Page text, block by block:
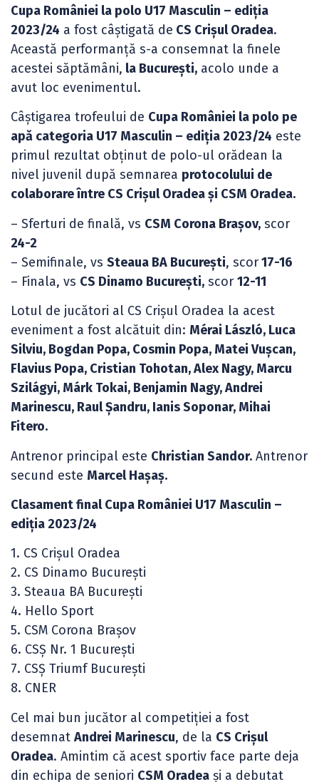
Cupa României la polo U17 Masculin – ediția
2023/24 a fost câștigată de CS Crișul Oradea.
Această performanță s-a consemnat la finele
acestei săptămâni, la București, acolo unde a
avut loc evenimentul.
Câștigarea trofeului de Cupa României la polo pe
apă categoria U17 Masculin – ediția 2023/24 este
primul rezultat obținut de polo-ul orădean la
nivel juvenil după semnarea protocolului de
colaborare între CS Crișul Oradea și CSM Oradea.
– Sferturi de finală, vs CSM Corona Brașov, scor
24-2
– Semifinale, vs Steaua BA București, scor17-16
– Finala, vs CS Dinamo București, scor 12-11
Lotul de jucători al CS Crișul Oradea la acest
eveniment a fost alcătuit din: Mérai László, Luca
Silviu, Bogdan Popa, Cosmin Popa, Matei Vușcan,
Flavius Popa, Cristian Tohotan, Alex Nagy, Marcu
Szilágyi, Márk Tokai, Benjamin Nagy, Andrei
Marinescu, Raul Șandru, Ianis Soponar, Mihai
Fitero.
Antrenor principal este Christian Sandor. Antrenor
secund este Marcel Hașaș.
Clasament final Cupa României U17 Masculin –
ediția 2023/24
1. CS Crișul Oradea
2. CS Dinamo București
3. Steaua BA București
4. Hello Sport
5. CSM Corona Brașov
6. CSȘ Nr. 1 București
7. CSȘ Triumf București
8. CNER
Cel mai bun jucător al competiției a fost
desemnat Andrei Marinescu, de la CS Crișul
Oradea. Amintim că acest sportiv face parte deja
din echipa de seniori CSM Oradea și a debutat